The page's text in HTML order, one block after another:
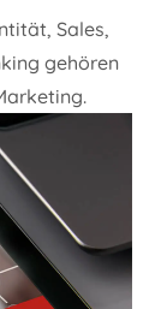
Sales,
gehören